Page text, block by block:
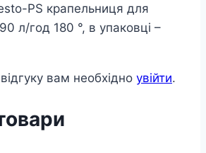
PS крапельниця для
л/год 180 °, в упаковці –
вам необхідно увійти.